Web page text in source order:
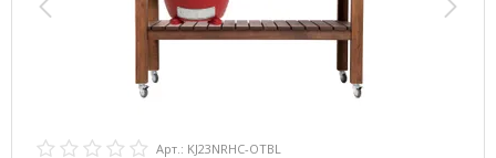
Арт.: KJ23NRHC-OTBL